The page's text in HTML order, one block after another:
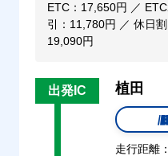
ETC：17,650円 ／
引：11,780円 ／ 休日
19,090円
出発IC 植田
走行距離：